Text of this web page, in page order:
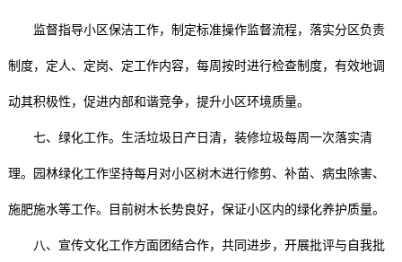
监督指导小区保洁工作，制定标准操作监督流程，落实分区负责
制度，定人、定岗、定工作内容，每周按时进行检查制度，有效地调
动其积极性，促进内部和谐竞争，提升小区环境质量。
七、绿化工作。生活垃圾日产日清，装修垃圾每周一次落实清
理。园林绿化工作坚持每月对小区树木进行修剪、补苗、病虫除害、
施肥施水等工作。目前树木长势良好，保证小区内的绿化养护质量。
八、宣传文化工作方面团结合作，共同进步，开展批评与自我批